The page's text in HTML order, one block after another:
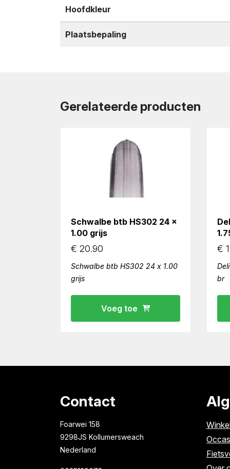
Hoofdkleur
Plaatsbepaling
Gerelateerde producten
Schwalbe btb HS302 24 x
1.00 grijs
€ 20.90
Schwalbe btb HS302 24 x 1.00
grijs
Voeg toe
€
br
Contact
Foarwei 158
9298JS Kollumersweach
Nederland